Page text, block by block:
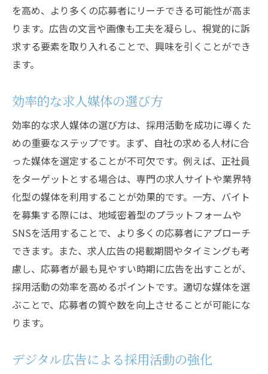
を高め、より多くの応募者にリーチできる可能性が高ま
ります。広告の文言や画像も工夫を凝らし、視覚的に訴
求する要素を取り入れることで、興味を引くことができ
ます。
効率的な求人媒体の選び方
効率的な求人媒体の選び方は、採用活動を成功に導くた
めの重要なステップです。まず、自社の求める人材に合
った媒体を選定することが不可欠です。例えば、正社員
をターゲットとする場合は、専門の求人サイトや業界特
化型の媒体を利用することが効果的です。一方、バイト
を募集する際には、地域密着型のプラットフォームや
SNSを活用することで、より多くの応募者にアプローチ
できます。また、求人広告の掲載期間やタイミングも考
慮し、応募者が最も見やすい時期に広告を出すことが、
採用活動の効率を高めるポイントです。適切な媒体を選
ぶことで、応募者の質や数を向上させることが可能にな
ります。
デジタル広告による採用活動の強化